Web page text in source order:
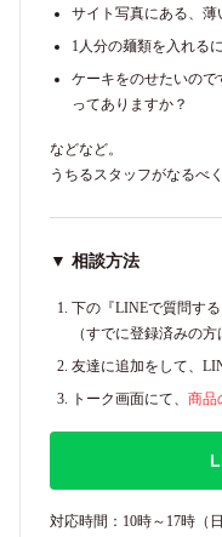
サイト写真にある、薄
1人分の麺類を入れる
ケーキをのせたいの
ってありますか？
などなど。
うちるスタッフがなるべ
▼ 相談方法
下の『LINEで質問す
（すでに登録済みの
友達に追加をして、
トーク画面にて、 商品
対応時間：10時～17時（